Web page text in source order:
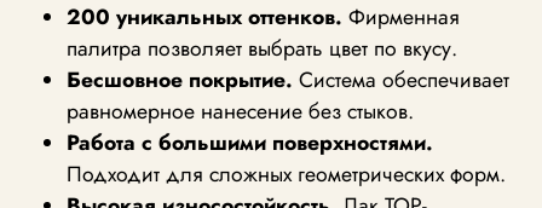
200 уникальных оттенков. Фирменная
палитра позволяет выбрать цвет по вкусу.
Бесшовное покрытие. Система обеспечивает
равномерное нанесение без стыков.
Работа с большими поверхностями.
Подходит для сложных геометрических форм.